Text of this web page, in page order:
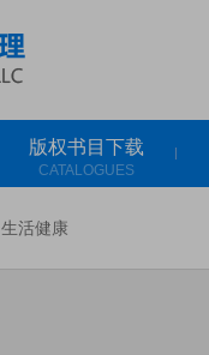
版权书目下载
CATALOGUES
生活健康